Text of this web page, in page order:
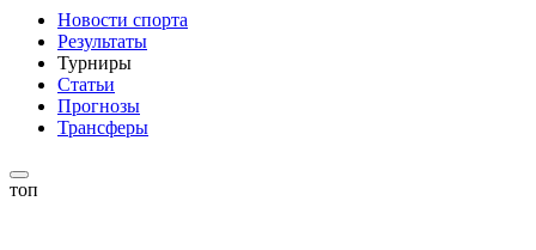
Новости спорта
Результаты
Турниры
Статьи
Прогнозы
Трансферы
топ